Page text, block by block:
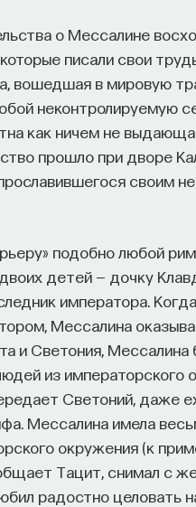
о Мессалине
писали свои
вошедшая в мировую
неконтролируемую
как ничем не
прошло при дворе
своим
подобно любой
детей — дочку
императора.
Мессалина
и Светония, Мессалина
из императорского
Светоний, даже
Мессалина имела
окружения (к
Тацит, снимал с
радостно целовать